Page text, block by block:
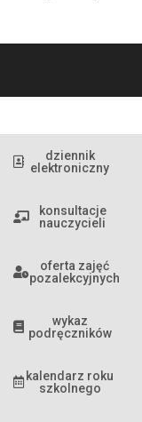
dziennik
elektroniczny
konsultacje
nauczycieli
oferta zajęć
pozalekcyjnych
wykaz
podręczników
kalendarz roku
szkolnego